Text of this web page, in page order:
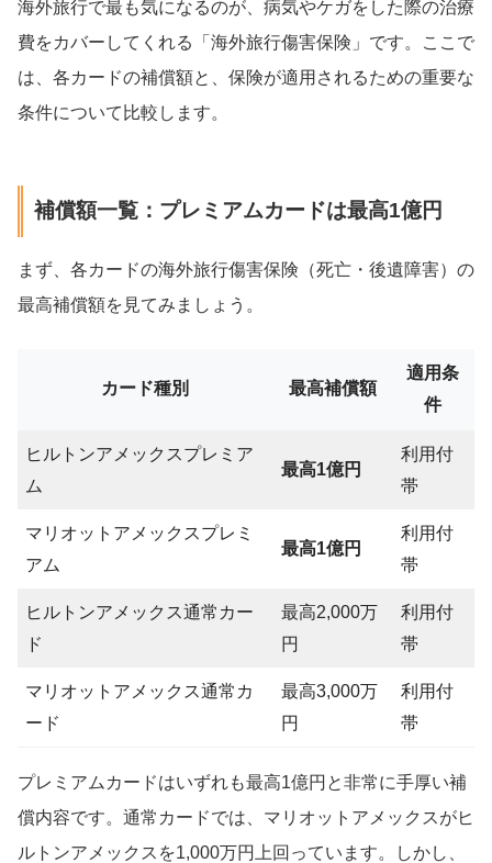
海外旅行で最も気になるのが、病気やケガをした際の治療
費をカバーしてくれる「海外旅行傷害保険」です。ここで
は、各カードの補償額と、保険が適用されるための重要な
条件について比較します。
補償額一覧：プレミアムカードは最高1億円
まず、各カードの海外旅行傷害保険（死亡・後遺障害）の
最高補償額を見てみましょう。
カード種別 最高補償額
適用条
件
ヒルトンアメックスプレミア
ム
最高1億円
利用付
帯
マリオットアメックスプレミ
アム
最高1億円
利用付
帯
ヒルトンアメックス通常カー
ド
最高2,000万
円
利用付
帯
マリオットアメックス通常カ
ード
最高3,000万
円
利用付
帯
プレミアムカードはいずれも最高1億円と非常に手厚い補
償内容です。通常カードでは、マリオットアメックスがヒ
ルトンアメックスを1,000万円上回っています。しかし、